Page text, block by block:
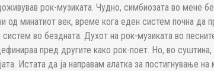
рок-музиката. Чудно, симбиозата во мене
од минатиот век, време кога еден систем почна да
систем во бездната. Духот на рок-музиката во
пред другите како рок-поет. Но, во суштина,
Истата да ја направам алатка за постигнување на